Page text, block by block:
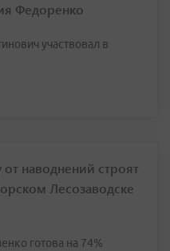
Федоренко
участвовал в
от наводнений строят
Лесозаводске
готова на 74%